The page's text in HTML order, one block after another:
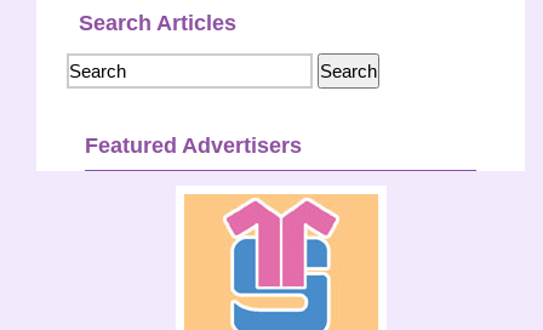
Search Articles
Featured Advertisers